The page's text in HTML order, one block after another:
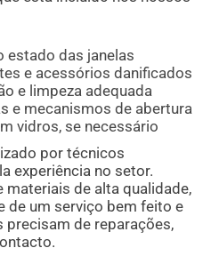
estado das janelas
e acessórios danificados
e limpeza adequada
e mecanismos de abertura
vidros, se necessário
por técnicos
experiência no setor.
materiais de alta qualidade,
de um serviço bem feito e
precisam de reparações,